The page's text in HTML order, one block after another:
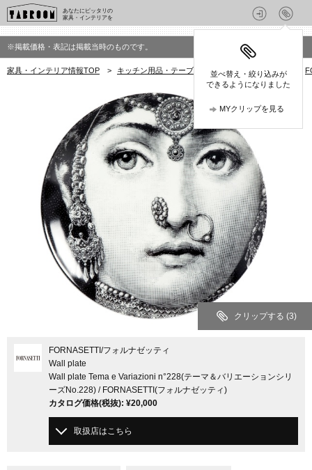
あなたにピッタリの
家具・インテリアを
並べ替え・絞り込みが
できるようになりました
MYクリップを見る
※掲載価格・表記は掲載当時のものです。
家具・インテリア情報TOP > キッチン用品・テーブルウェア > プレート・皿
クリップする (3)
FORNASETTI /フォルナゼッティ
Wall plate
Wall plate Tema e Variazioni n°228(テーマ＆バリエーションシリ
ーズNo.228) / FORNASETTI(フォルナゼッティ)
カタログ価格(税抜): ¥20,000
取扱店はこちら